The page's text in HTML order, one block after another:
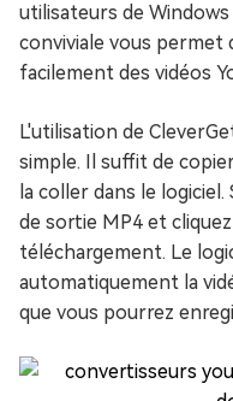
utilisateurs de
conviviale vous
facilement des vidéos
L'utilisation de
simple. Il suffit de
la coller dans le
de sortie MP4 et
téléchargement. Le
automatiquement la
que vous pourrez